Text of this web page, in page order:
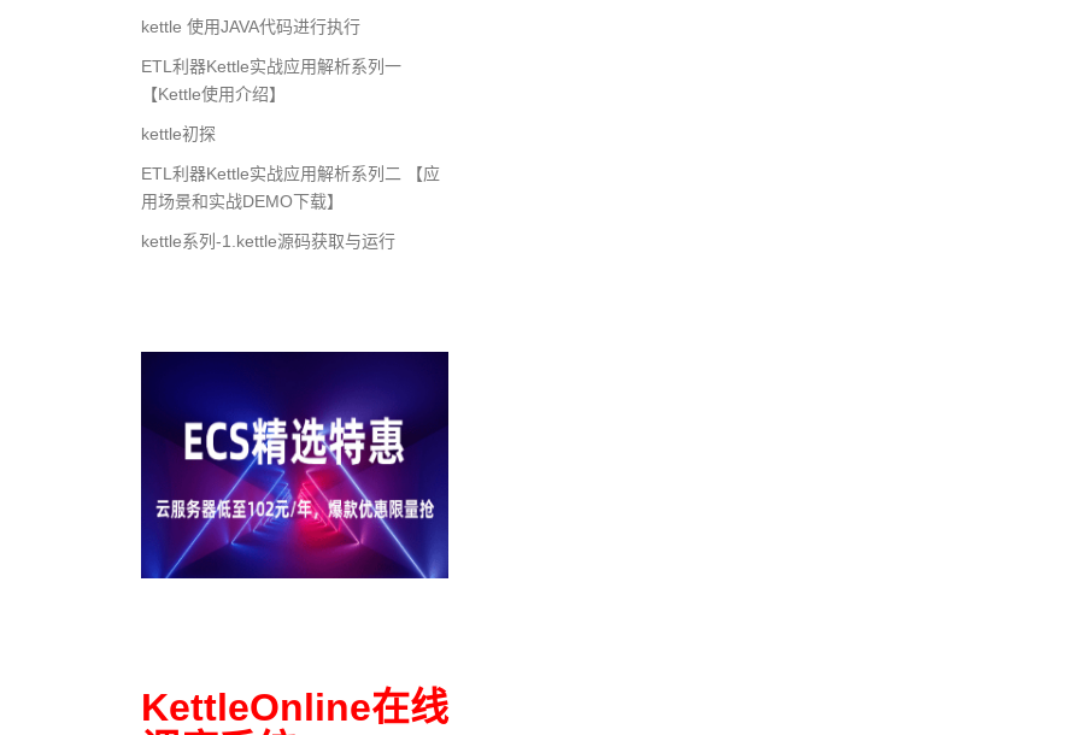
kettle 使用JAVA代码进行执行
ETL利器Kettle实战应用解析系列一
【Kettle使用介绍】
kettle初探
ETL利器Kettle实战应用解析系列二 【应
用场景和实战DEMO下载】
kettle系列-1.kettle源码获取与运行
KettleOnline在线